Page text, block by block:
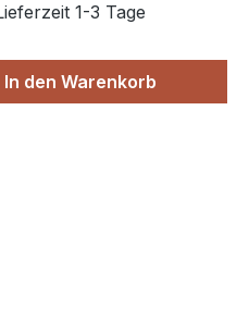
1-3 Tage
den
In den Warenkorb